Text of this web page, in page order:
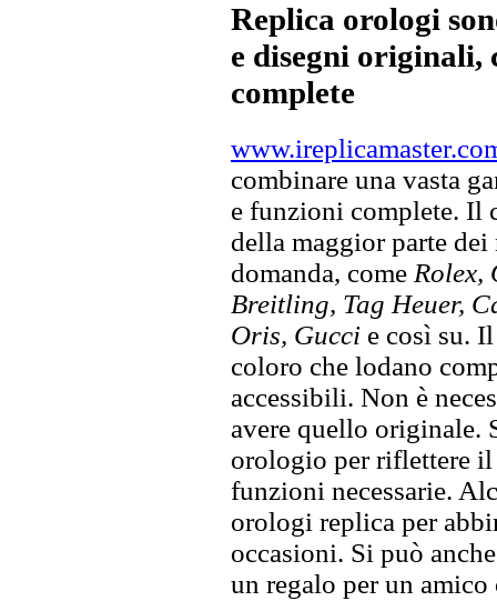
Replica orologi
e disegni originali,
complete
combinare una vasta
e funzioni complete. Il
della maggior parte
domanda, come Rolex,
Breitling, Tag Heuer,
Oris, Gucci e così su.
coloro che lodano
accessibili. Non è
avere quello originale.
orologio per riflettere
funzioni necessarie.
orologi replica per
occasioni. Si può
un regalo per un amico